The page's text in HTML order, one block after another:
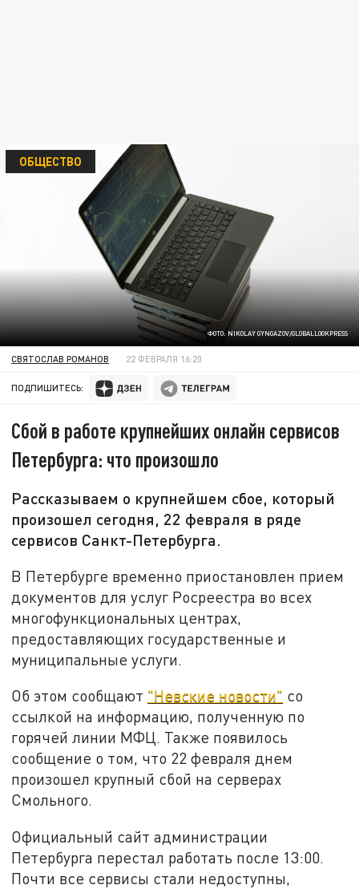
ФОТО: NIKOLAY GYNGAZOV/GLOBALLOOKPRESS
ОБЩЕСТВО
СВЯТОСЛАВ РОМАНОВ 22 ФЕВРАЛЯ 16:20
ПОДПИШИТЕСЬ:
Сбой в работе крупнейших онлайн сервисов
Петербурга: что произошло
Рассказываем о крупнейшем сбое, который
произошел сегодня, 22 февраля в ряде
сервисов Санкт-Петербурга.
В Петербурге временно приостановлен прием
документов для услуг Росреестра во всех
многофункциональных центрах,
предоставляющих государственные и
муниципальные услуги.
Об этом сообщают "Невские новости" со
ссылкой на информацию, полученную по
горячей линии МФЦ. Также появилось
сообщение о том, что 22 февраля днем
произошел крупный сбой на серверах
Смольного.
Официальный сайт администрации
Петербурга перестал работать после 13:00.
Почти все сервисы стали недоступны,